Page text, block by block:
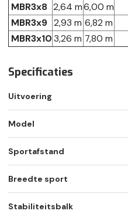
MBR3x8 2,64 m6,00 m
MBR3x9 2,93 m 6,82 m
MBR3x103,26 m 7,80 m
Specificaties
Uitvoering
Model
Sportafstand
Breedte sport
Stabiliteitsbalk